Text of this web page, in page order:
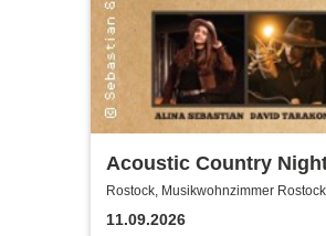
Acoustic Country
Alina Sebastian & David
Tarakona |
Rostock, Musikwohnzimmer Rostock
11.09.2026